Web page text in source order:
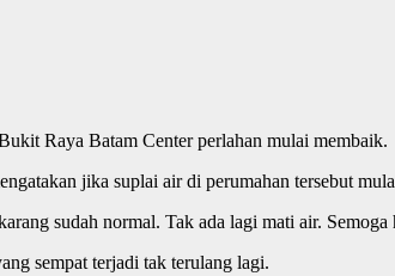
Raya Batam Center perlahan mulai membaik.
jika suplai air di perumahan tersebut
sudah normal. Tak ada lagi mati air.
sempat terjadi tak terulang lagi.